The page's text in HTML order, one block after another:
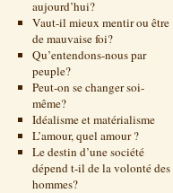
aujourd’hui?
Vaut-il mieux mentir ou être
de mauvaise foi?
Qu’entendons-nous par
peuple?
Peut-on se changer soi-
même?
Idéalisme et matérialisme
L’amour, quel amour ?
Le destin d’une société
dépend t-il de la volonté des
hommes?